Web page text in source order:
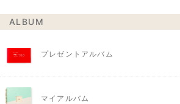
ALBUM
プレゼントアルバム
マイアルバム